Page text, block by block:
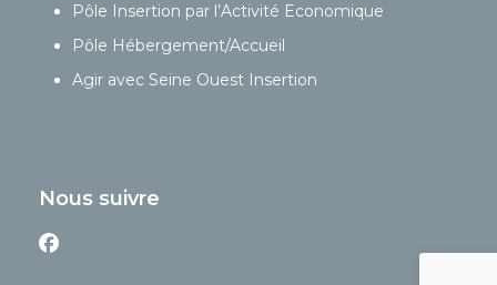
Pôle Insertion par l’Activité Economique
Pôle Hébergement/Accueil
Agir avec Seine Ouest Insertion
Nous suivre
Facebook